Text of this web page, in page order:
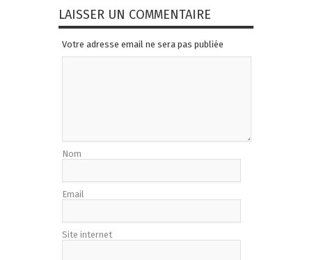
LAISSER UN COMMENTAIRE
Votre adresse email ne sera pas publiée
Nom
Email
Site internet